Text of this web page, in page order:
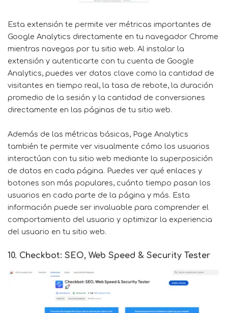
Esta extensión te permite ver métricas importantes de
Google Analytics directamente en tu navegador Chrome
mientras navegas por tu sitio web. Al instalar la
extensión y autenticarte con tu cuenta de Google
Analytics, puedes ver datos clave como la cantidad de
visitantes en tiempo real, la tasa de rebote, la duración
promedio de la sesión y la cantidad de conversiones
directamente en las páginas de tu sitio web.
Además de las métricas básicas, Page Analytics
también te permite ver visualmente cómo los usuarios
interactúan con tu sitio web mediante la superposición
de datos en cada página. Puedes ver qué enlaces y
botones son más populares, cuánto tiempo pasan los
usuarios en cada parte de la página y más. Esta
información puede ser invaluable para comprender el
comportamiento del usuario y optimizar la experiencia
del usuario en tu sitio web.
10. Checkbot: SEO, Web Speed & Security Tester